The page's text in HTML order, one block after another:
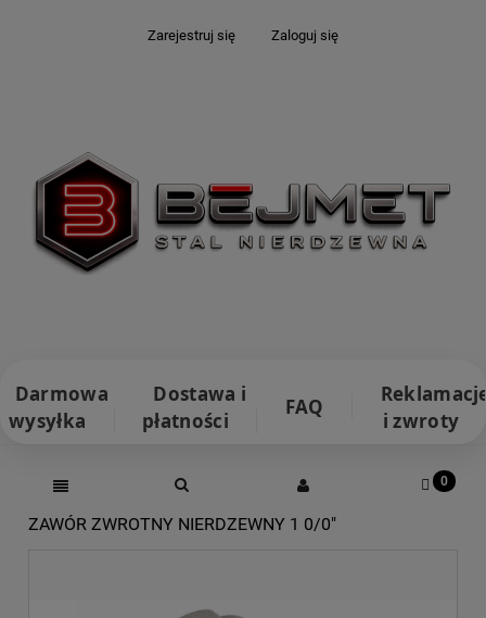
Zarejestruj się Zaloguj się
Darmowa
wysyłka
Dostawa i
płatności
FAQ
i zwroty
ZAWÓR ZWROTNY NIERDZEWNY 1 0/0"